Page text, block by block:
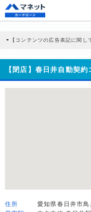
【コンテンツの広告表記に関し
商品を根拠なくPRするものでは
どに基づき、公平性を担保した情
>提携企業一覧
【閉店】春日井自動契約
住所
愛知県春日井市